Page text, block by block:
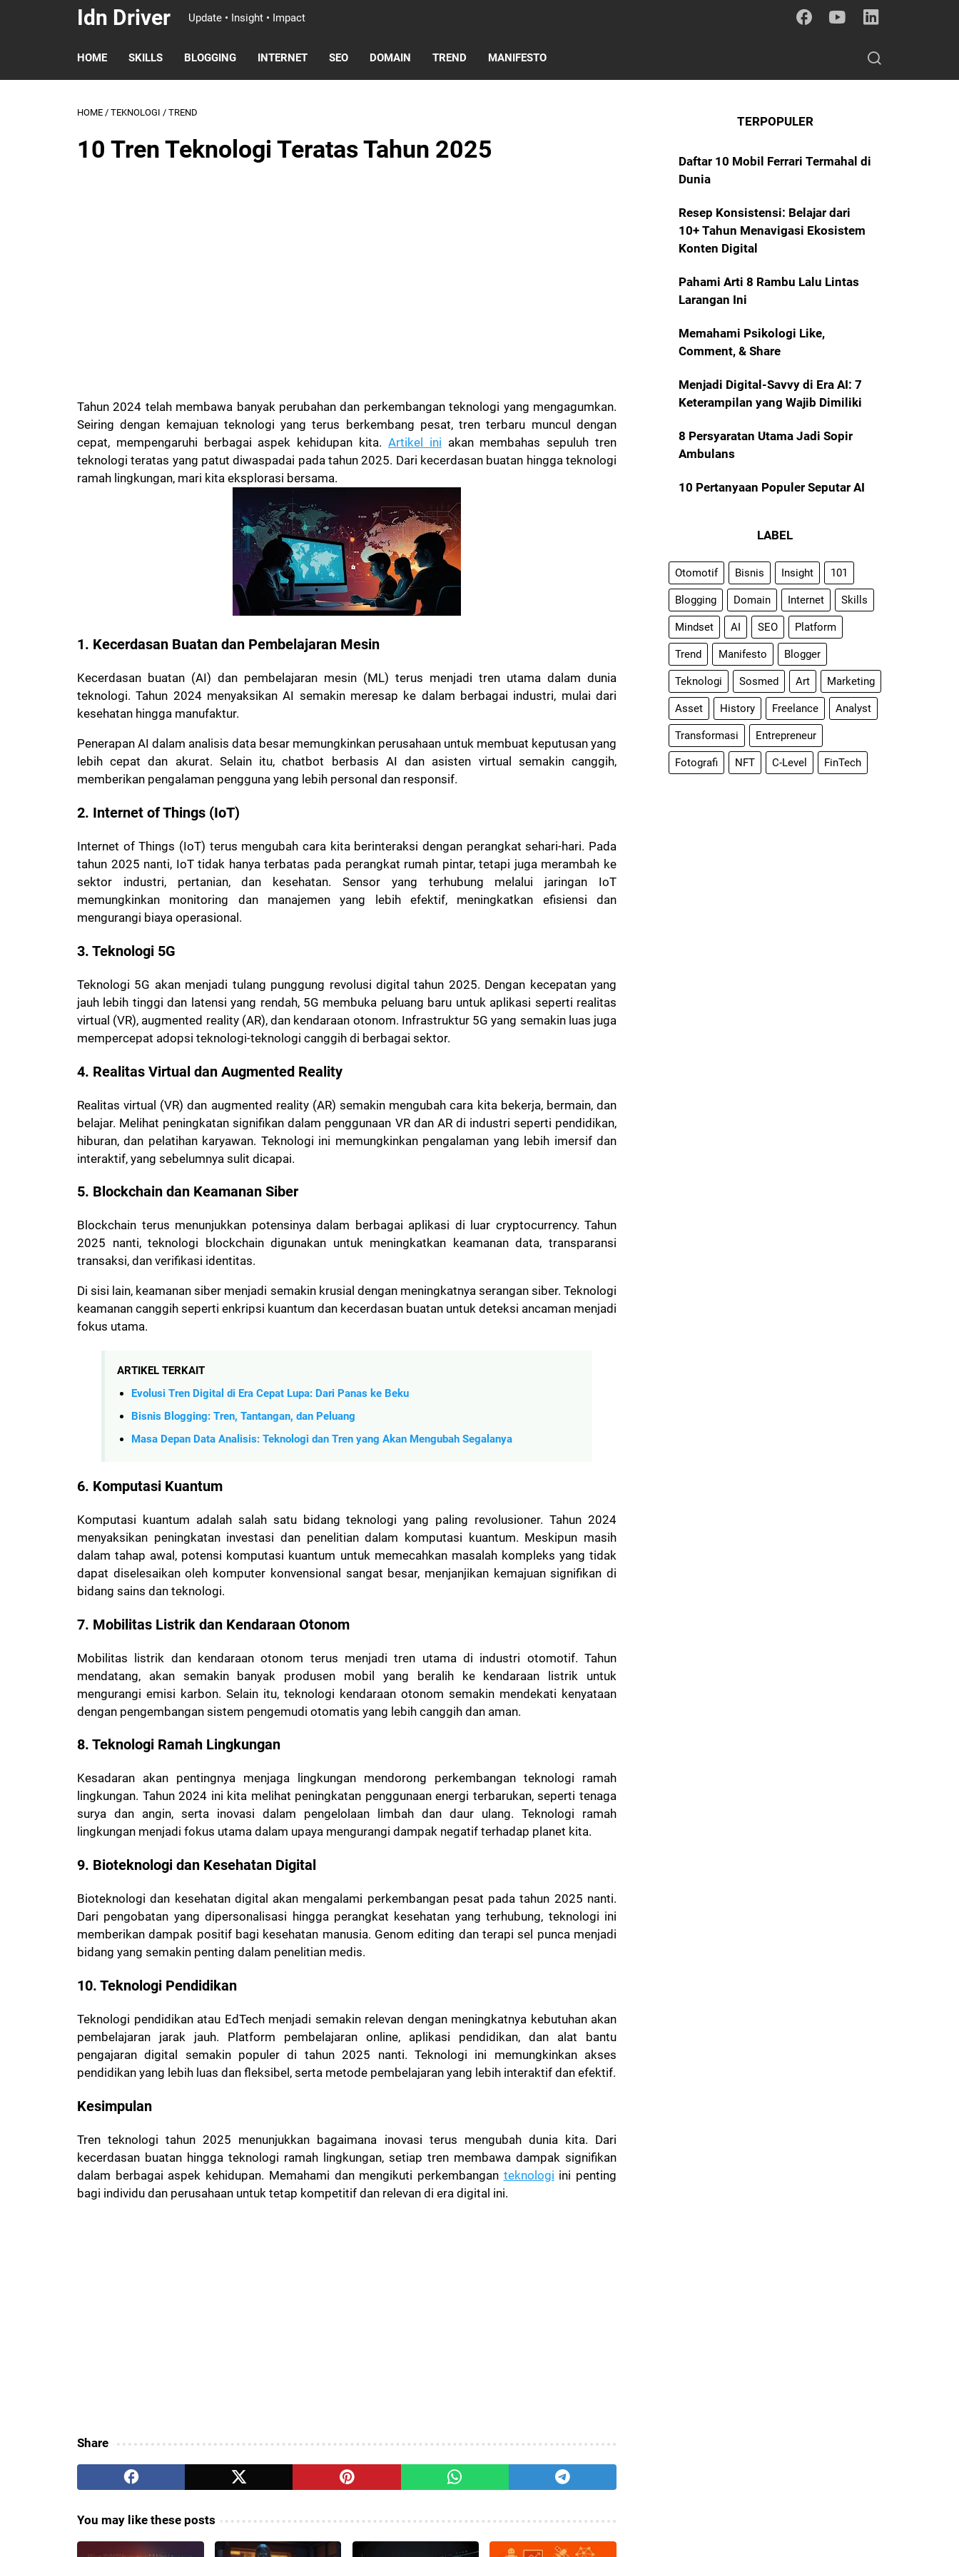
Idn Driver Update • Insight • Impact
HOME SKILLS BLOGGING INTERNET SEO DOMAIN TREND MANIFESTO
HOME / TEKNOLOGI / TREND
10 Tren Teknologi Teratas Tahun 2025
Tahun 2024 telah membawa banyak perubahan dan perkembangan teknologi yang mengagumkan.
Seiring dengan kemajuan teknologi yang terus berkembang pesat, tren terbaru muncul dengan
cepat, mempengaruhi berbagai aspek kehidupan kita. Artikel ini akan membahas sepuluh tren
teknologi teratas yang patut diwaspadai pada tahun 2025. Dari kecerdasan buatan hingga teknologi
ramah lingkungan, mari kita eksplorasi bersama.
1. Kecerdasan Buatan dan Pembelajaran Mesin
Kecerdasan buatan (AI) dan pembelajaran mesin (ML) terus menjadi tren utama dalam dunia
teknologi. Tahun 2024 menyaksikan AI semakin meresap ke dalam berbagai industri, mulai dari
kesehatan hingga manufaktur.
Penerapan AI dalam analisis data besar memungkinkan perusahaan untuk membuat keputusan yang
lebih cepat dan akurat. Selain itu, chatbot berbasis AI dan asisten virtual semakin canggih,
memberikan pengalaman pengguna yang lebih personal dan responsif.
2. Internet of Things (IoT)
Internet of Things (IoT) terus mengubah cara kita berinteraksi dengan perangkat sehari-hari. Pada
tahun 2025 nanti, IoT tidak hanya terbatas pada perangkat rumah pintar, tetapi juga merambah ke
sektor industri, pertanian, dan kesehatan. Sensor yang terhubung melalui jaringan IoT
memungkinkan monitoring dan manajemen yang lebih efektif, meningkatkan efisiensi dan
mengurangi biaya operasional.
3. Teknologi 5G
Teknologi 5G akan menjadi tulang punggung revolusi digital tahun 2025. Dengan kecepatan yang
jauh lebih tinggi dan latensi yang rendah, 5G membuka peluang baru untuk aplikasi seperti realitas
virtual (VR), augmented reality (AR), dan kendaraan otonom. Infrastruktur 5G yang semakin luas juga
mempercepat adopsi teknologi-teknologi canggih di berbagai sektor.
4. Realitas Virtual dan Augmented Reality
Realitas virtual (VR) dan augmented reality (AR) semakin mengubah cara kita bekerja, bermain, dan
belajar. Melihat peningkatan signifikan dalam penggunaan VR dan AR di industri seperti pendidikan,
hiburan, dan pelatihan karyawan. Teknologi ini memungkinkan pengalaman yang lebih imersif dan
interaktif, yang sebelumnya sulit dicapai.
5. Blockchain dan Keamanan Siber
Blockchain terus menunjukkan potensinya dalam berbagai aplikasi di luar cryptocurrency. Tahun
2025 nanti, teknologi blockchain digunakan untuk meningkatkan keamanan data, transparansi
transaksi, dan verifikasi identitas.
Di sisi lain, keamanan siber menjadi semakin krusial dengan meningkatnya serangan siber. Teknologi
keamanan canggih seperti enkripsi kuantum dan kecerdasan buatan untuk deteksi ancaman menjadi
fokus utama.
ARTIKEL TERKAIT
Evolusi Tren Digital di Era Cepat Lupa: Dari Panas ke Beku
Bisnis Blogging: Tren, Tantangan, dan Peluang
Masa Depan Data Analisis: Teknologi dan Tren yang Akan Mengubah Segalanya
6. Komputasi Kuantum
Komputasi kuantum adalah salah satu bidang teknologi yang paling revolusioner. Tahun 2024
menyaksikan peningkatan investasi dan penelitian dalam komputasi kuantum. Meskipun masih
dalam tahap awal, potensi komputasi kuantum untuk memecahkan masalah kompleks yang tidak
dapat diselesaikan oleh komputer konvensional sangat besar, menjanjikan kemajuan signifikan di
bidang sains dan teknologi.
7. Mobilitas Listrik dan Kendaraan Otonom
Mobilitas listrik dan kendaraan otonom terus menjadi tren utama di industri otomotif. Tahun
mendatang, akan semakin banyak produsen mobil yang beralih ke kendaraan listrik untuk
mengurangi emisi karbon. Selain itu, teknologi kendaraan otonom semakin mendekati kenyataan
dengan pengembangan sistem pengemudi otomatis yang lebih canggih dan aman.
8. Teknologi Ramah Lingkungan
Kesadaran akan pentingnya menjaga lingkungan mendorong perkembangan teknologi ramah
lingkungan. Tahun 2024 ini kita melihat peningkatan penggunaan energi terbarukan, seperti tenaga
surya dan angin, serta inovasi dalam pengelolaan limbah dan daur ulang. Teknologi ramah
lingkungan menjadi fokus utama dalam upaya mengurangi dampak negatif terhadap planet kita.
9. Bioteknologi dan Kesehatan Digital
Bioteknologi dan kesehatan digital akan mengalami perkembangan pesat pada tahun 2025 nanti.
Dari pengobatan yang dipersonalisasi hingga perangkat kesehatan yang terhubung, teknologi ini
memberikan dampak positif bagi kesehatan manusia. Genom editing dan terapi sel punca menjadi
bidang yang semakin penting dalam penelitian medis.
10. Teknologi Pendidikan
Teknologi pendidikan atau EdTech menjadi semakin relevan dengan meningkatnya kebutuhan akan
pembelajaran jarak jauh. Platform pembelajaran online, aplikasi pendidikan, dan alat bantu
pengajaran digital semakin populer di tahun 2025 nanti. Teknologi ini memungkinkan akses
pendidikan yang lebih luas dan fleksibel, serta metode pembelajaran yang lebih interaktif dan efektif.
Kesimpulan
Tren teknologi tahun 2025 menunjukkan bagaimana inovasi terus mengubah dunia kita. Dari
kecerdasan buatan hingga teknologi ramah lingkungan, setiap tren membawa dampak signifikan
dalam berbagai aspek kehidupan. Memahami dan mengikuti perkembangan teknologi ini penting
bagi individu dan perusahaan untuk tetap kompetitif dan relevan di era digital ini.
Share
You may like these posts
TERPOPULER
Daftar 10 Mobil Ferrari Termahal di
Dunia
Resep Konsistensi: Belajar dari
10+ Tahun Menavigasi Ekosistem
Konten Digital
Pahami Arti 8 Rambu Lalu Lintas
Larangan Ini
Memahami Psikologi Like,
Comment, & Share
Menjadi Digital-Savvy di Era AI: 7
Keterampilan yang Wajib Dimiliki
8 Persyaratan Utama Jadi Sopir
Ambulans
10 Pertanyaan Populer Seputar AI
LABEL
Otomotif Bisnis Insight 101
Blogging Domain Internet Skills
Mindset AI SEO Platform
Trend Manifesto Blogger
Teknologi Sosmed Art Marketing
Asset History Freelance Analyst
Transformasi Entrepreneur
Fotografi NFT C-Level FinTech